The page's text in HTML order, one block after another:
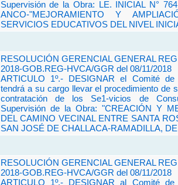
Supervisión de la Obra: LE. INICIAL N°
ANCO-"MEJORAMIENTO Y
SERVICIOS EDUCATIVOS DEL NIVEL
RESOLUCIÓN GERENCIAL GENERAL
2018-GOB.REG-HVCA/GGR del 08/11/2018
ARTICULO 1º.- DESIGNAR el Comité de
tendrá a su cargo llevar el procedimiento de
contratación de los Se1-vicios de
Supervisión de la Obra: "CREACIÓN Y
DEL CAMINO VECINAL ENTRE SANTA
SAN JOSÉ DE CHALLACA-RAMADILLA,
RESOLUCIÓN GERENCIAL GENERAL
2018-GOB.REG-HVCA/GGR del 08/11/2018
ARTICULO 1º.- DESIGNAR al Comité de